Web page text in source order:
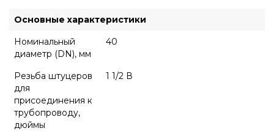
Основные характеристики
Номинальный
диаметр (DN), мм
40
Резьба штуцеров
для
присоединения к
трубопроводу,
дюймы
1 1/2 В